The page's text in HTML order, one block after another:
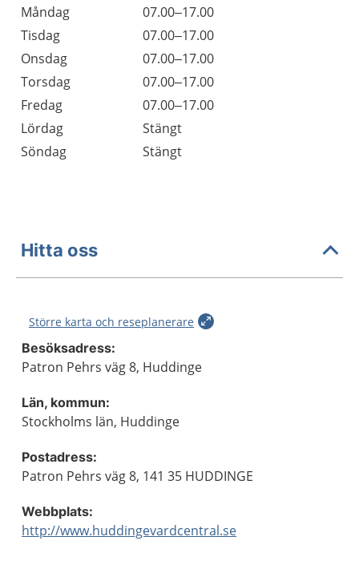
Dag
Öppettider
Kommentarer
Måndag
07.00–17.00
Tisdag
07.00–17.00
Onsdag
07.00–17.00
Torsdag
07.00–17.00
Fredag
07.00–17.00
Lördag
Stängt
Söndag
Stängt
Hitta oss
Större karta och reseplanerare
Besöksadress:
Patron Pehrs väg 8, Huddinge
Län, kommun:
Stockholms län, Huddinge
Postadress:
Patron Pehrs väg 8, 141 35 HUDDINGE
Webbplats:
http://www.huddingevardcentral.se